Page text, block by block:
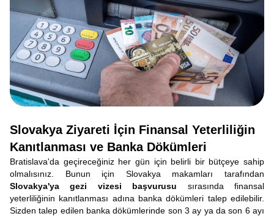
Slovakya Ziyareti İçin Finansal Yeterliliğin
Kanıtlanması ve Banka Dökümleri
Bratislava'da geçireceğiniz her gün için belirli bir bütçeye sahip
olmalısınız. Bunun için Slovakya makamları tarafından
Slovakya'ya gezi vizesi başvurusu sırasında finansal
yeterliliğinin kanıtlanması adına banka dökümleri talep edilebilir.
Sizden talep edilen banka dökümlerinde son 3 ay ya da son 6 ayı